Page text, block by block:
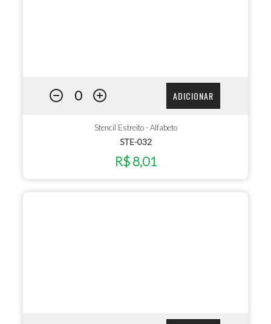
ADICIONAR
Stencil Estreito - Alfabeto
STE-032
R$ 8,01